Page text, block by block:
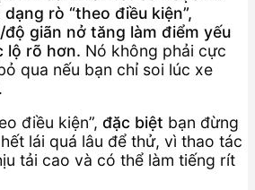
rò “theo điều kiện”,
giãn nở tăng làm điểm yếu
lộ rõ hơn. Nó không phải cực
qua nếu bạn chỉ soi lúc xe
điều kiện”, đặc biệt bạn đừng
lái quá lâu để thử, vì thao tác
tải cao và có thể làm tiếng rít